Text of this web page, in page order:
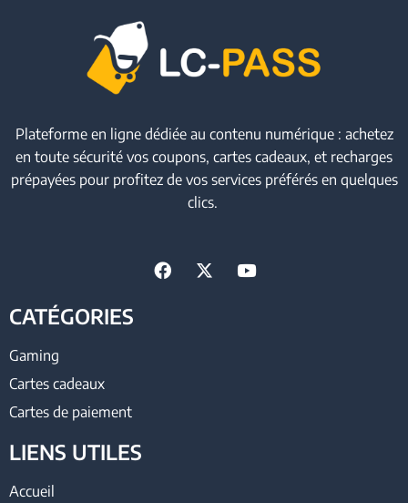
Plateforme en ligne dédiée au contenu numérique : achetez
en toute sécurité vos coupons, cartes cadeaux, et recharges
prépayées pour profitez de vos services préférés en quelques
clics.
CATÉGORIES
Gaming
Cartes cadeaux
Cartes de paiement
LIENS UTILES
Accueil